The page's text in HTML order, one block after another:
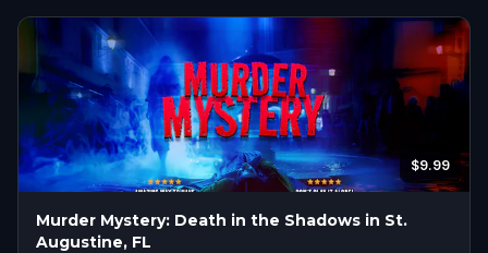
$9.99
Murder Mystery: Death in the Shadows in St.
Augustine, FL